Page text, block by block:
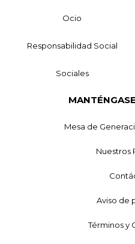
Ocio
Responsabilidad Social
Sociales
Mesa de
Nuestros
Aviso de
Términos y